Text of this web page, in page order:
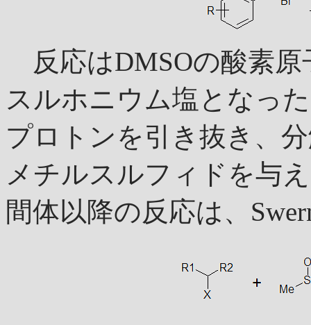
反応はDMSOの酸素原
スルホニウム塩となっ
プロトンを引き抜き、
メチルスルフィドを与
間体以降の反応は、